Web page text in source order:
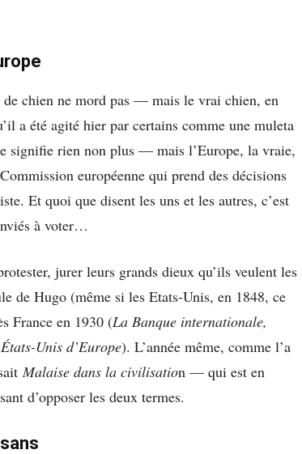
chien ne mord pas — mais le vrai chien, en
a été agité hier par certains comme une muleta
signifie rien non plus — mais l’Europe, la vraie,
européenne qui prend des décisions
Et quoi que disent les uns et les autres, c’est
à voter…
jurer leurs grands dieux qu’ils veulent les
de Hugo (même si les Etats-Unis, en 1848, ce
France en 1930 (La Banque internationale,
Unis d’Europe). L’année même, comme l’a
Malaise dans la civilisation — qui est en
d’opposer les deux termes.